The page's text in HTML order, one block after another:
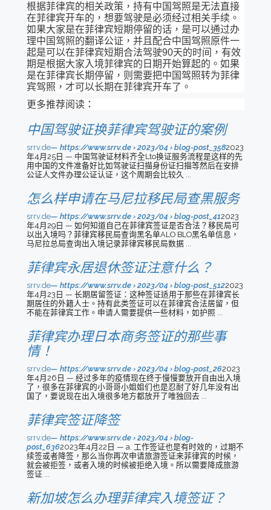
根据菲律宾的相关政策，持有中国驾照是无法直接
在菲律宾开车的，想要驾驶是必须经过相关手续。
如果大家是在菲律宾短期停留的话，是可以通过办
理中国驾照的翻译公证，并且配合中国驾照原件一
起是可以在菲律宾短期合法驾驶90天的时间，有效
期是根据大家入境菲律宾的日期开始算起的。如果
是在菲律宾长期停留，则需要把中国驾照转为菲律
宾驾照，才可以长期在菲律宾开车了。
更多推荐阅读：
中国驾驶证换菲律宾驾驶证的案例
srrv.de https://www.srrv.de › 2023/04 › blog-post_3582023
年4月25日 — 中国驾驶证材料齐全Lto换证服务流程是这样的先
用中国的文件准备好比如驾驶证扫描身份证扫描等然后在安排
公证人文件办理公证认证，这个周期会比较久 ...
怎么样申请在马尼拉移民局查黑服务
srrv.de https://www.srrv.de › 2023/04 › blog-post_412023
年4月29日 — 如何知道自己在菲律宾签证是否合法？移民局可
以出入境吗？菲律宾移民局查询黑名单ALO BLO黑名单信息，
马尼拉总局查询出入境记录菲律宾移民局数据 ...
菲律宾永居退休签证注意什么？
srrv.de https://www.srrv.de › 2023/04 › blog-post_5122023
年4月23日 — 长期居留签证：这种签证适用于那些在菲律宾长
期居住的外籍人士。持有此类签证可以在菲律宾合法居留，但
不能在菲律宾工作。申请人需要提供一些材料，如护照 ...
菲律宾办理日本商务签证的那些事
情！
srrv.de https://www.srrv.de › 2023/04 › blog-post_262023
年4月26日 — 经过多年的疫情现在终于慢慢要放开自由出入境
了，很多在菲律宾的小哥哥小姐姐们也是忍耐了好几年没有出
国了，要说现在出入境很多地方都放开了唯独回去 ...
菲律宾签证降签
srrv.de
https://www.srrv.de › 2023/04 › blog-
post_6362023年4月22日 — a. 工作签证也是有时效的，过期不
续签或者降签，那么当你再次申请旅游签证来菲律宾的时候，
就会被拒签，或者入境的时候被拒绝入境。所以需要降成旅游
签证 ...
新加坡怎么办理菲律宾入境签证？